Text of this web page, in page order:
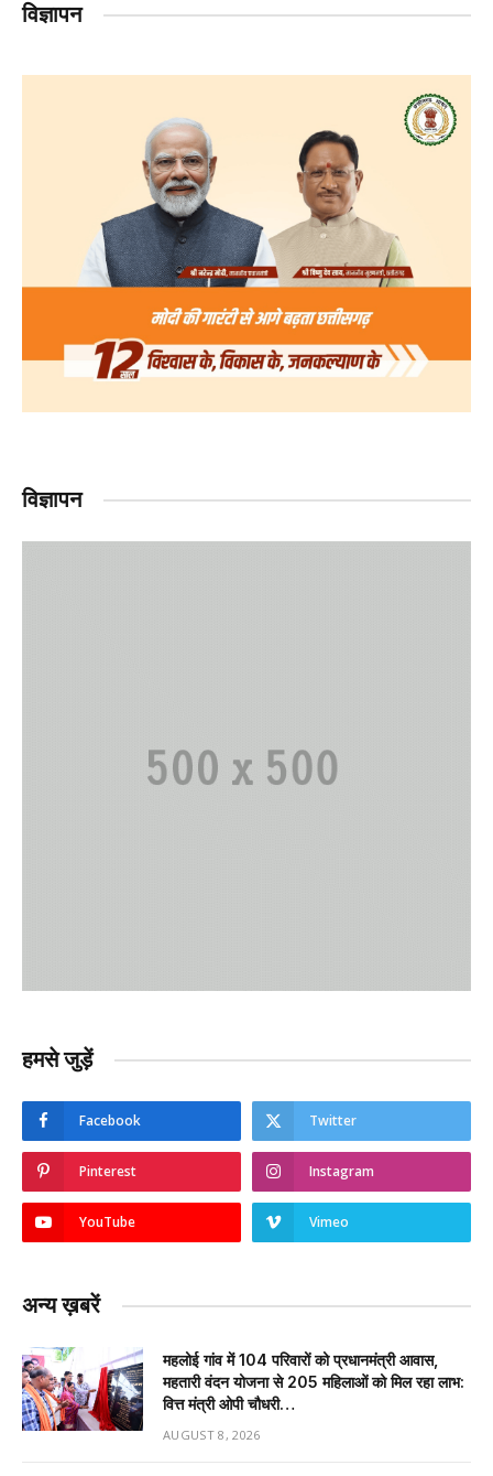
विज्ञापन
विज्ञापन
हमसे जुड़ें
Facebook Twitter
Pinterest Instagram
YouTube Vimeo
अन्य ख़बरें
महलोई गांव में 104 परिवारों को प्रधानमंत्री आवास,
महतारी वंदन योजना से 205 महिलाओं को मिल रहा लाभ:
वित्त मंत्री ओपी चौधरी…
AUGUST 8, 2026